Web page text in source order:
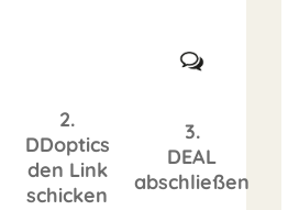
2.
DDoptics
den Link
schicken
3.
DEAL
abschließen